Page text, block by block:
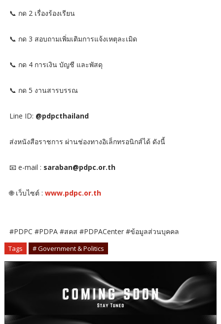
📞 กด 2 เรื่องร้องเรียน
📞 กด 3 สอบถามเพิ่มเติมการแจ้งเหตุละเมิด
📞 กด 4 การเงิน บัญชี และพัสดุ
📞 กด 5 งานสารบรรณ
Line ID: @pdpcthailand
ส่งหนังสือราชการ ผ่านช่องทางอิเล็กทรอนิกส์ได้ ดังนี้
📧 e-mail : saraban@pdpc.or.th
🌐 เว็บไซต์ : www.pdpc.or.th
#PDPC #PDPA #สคส #PDPACenter #ข้อมูลส่วนบุคคล
Tags # Government & Politics